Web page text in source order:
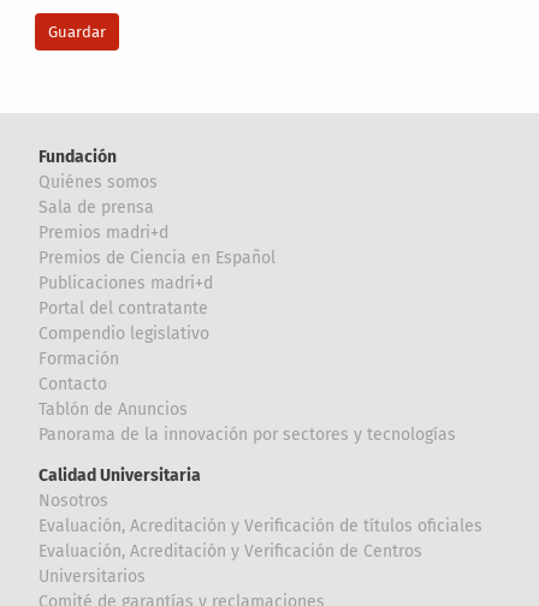
Fundación
Quiénes somos
Sala de prensa
Premios madri+d
Premios de Ciencia en Español
Publicaciones madri+d
Portal del contratante
Compendio legislativo
Formación
Contacto
Tablón de Anuncios
Panorama de la innovación por sectores y tecnologías
Calidad Universitaria
Nosotros
Evaluación, Acreditación y Verificación de títulos oficiales
Evaluación, Acreditación y Verificación de Centros
Universitarios
Comité de garantías y reclamaciones